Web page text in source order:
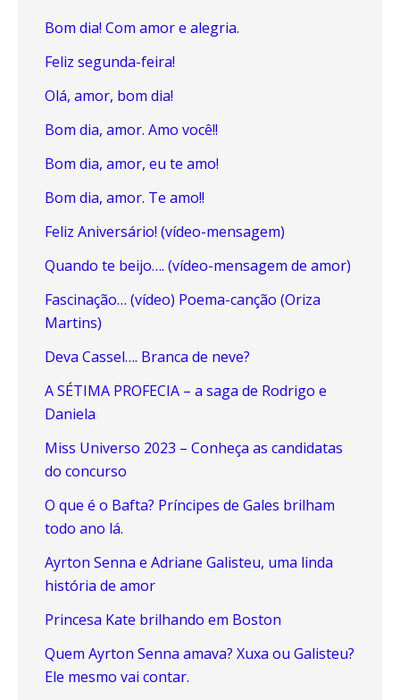
Bom dia! Com amor e alegria.
Feliz segunda-feira!
Olá, amor, bom dia!
Bom dia, amor. Amo você!!
Bom dia, amor, eu te amo!
Bom dia, amor. Te amo!!
Feliz Aniversário! (vídeo-mensagem)
Quando te beijo…. (vídeo-mensagem de amor)
Fascinação… (vídeo) Poema-canção (Oriza
Martins)
Deva Cassel…. Branca de neve?
A SÉTIMA PROFECIA – a saga de Rodrigo e
Daniela
Miss Universo 2023 – Conheça as candidatas
do concurso
O que é o Bafta? Príncipes de Gales brilham
todo ano lá.
Ayrton Senna e Adriane Galisteu, uma linda
história de amor
Princesa Kate brilhando em Boston
Quem Ayrton Senna amava? Xuxa ou Galisteu?
Ele mesmo vai contar.